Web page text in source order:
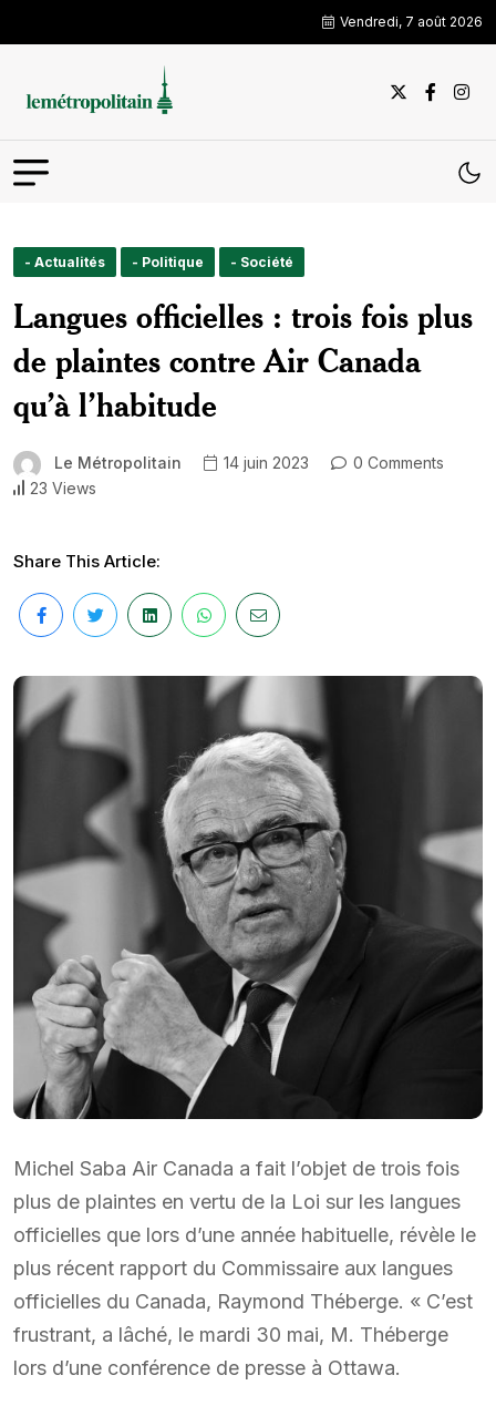
Vendredi, 7 août 2026
- Actualités - Politique - Société
Langues officielles : trois fois plus
de plaintes contre Air Canada
qu’à l’habitude
Le Métropolitain 14 juin 2023
0 Comments
23 Views
Share This Article:
Michel Saba Air Canada a fait l’objet de trois fois
plus de plaintes en vertu de la Loi sur les langues
officielles que lors d’une année habituelle, révèle le
plus récent rapport du Commissaire aux langues
officielles du Canada, Raymond Théberge. « C’est
frustrant, a lâché, le mardi 30 mai, M. Théberge
lors d’une conférence de presse à Ottawa.